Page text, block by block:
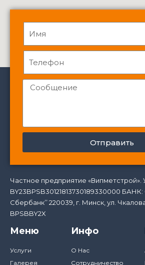
Отправить
Частное предприятие «Випметстрой».
BY23BPSB30121813730189330000
Сбербанк’’ 220039, г. Минск, ул.
BPSBBY2X
Меню
Услуги
Галерея
Инфо
О Нас
Сотрудничество